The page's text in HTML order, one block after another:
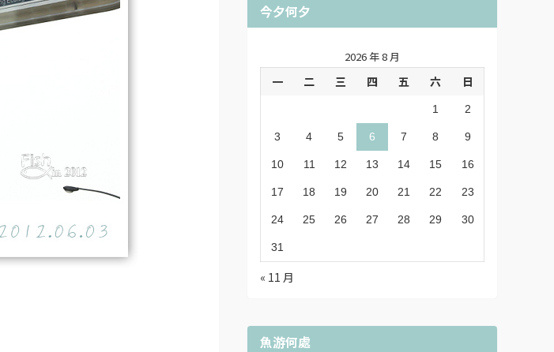
今夕何夕
2026 年 8 月
一 二 三 四 五 六 日
1 2
3 4 5 6 7 8 9
10 11 12 13 14 15 16
17 18 19 20 21 22 23
24 25 26 27 28 29 30
31
« 11 月
魚游何處